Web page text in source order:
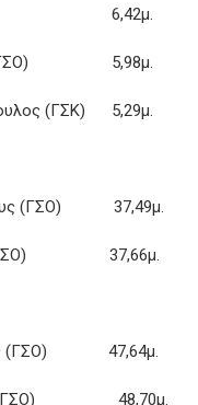
(ΓΣΕ) 6,42μ.
(ΓΣΟ) 5,98μ.
(ΓΣΚ) 5,29μ.
(ΓΣΟ) 37,49μ.
(ΓΣΟ) 37,66μ.
(ΓΣΟ) 47,64μ.
(ΓΣΟ) 48,70μ.